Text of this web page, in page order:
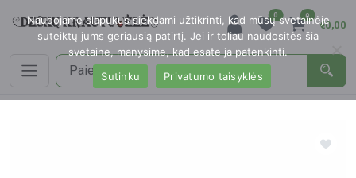
0 0
€0,00
Naudojame slapukus siekdami užtikrinti, kad mūsų svetainėje
suteiktų jums geriausią patirtį. Jei ir toliau naudositės šia
svetaine, manysime, kad esate ja patenkinti.
Sutinku
Privatumo taisyklės